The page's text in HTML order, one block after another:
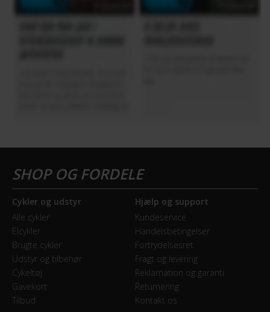
Cykler og udstyr
Alle cykler
Elcykler
Brugte cykler
Udstyr og tilbehør
Cykeltøj
Gavekort
Tilbud
Hjælp og support
Kundeservice
Handelsbetingelser
Fortrydelsesret
Fragt og levering
Reklamation og garanti
Returnering
Kontakt os